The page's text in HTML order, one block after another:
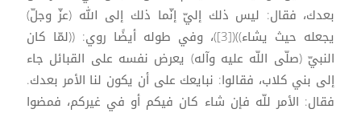
بعدك، فقال: ليس ذلك إليّ إنّما ذلك إلى الله (عزّ وجلّ)
يجعله حيث يشاء))([3])، وفي طوله أيضًا روي: ((لمّا كان
النبيّ (صلّى اللّه عليه وآله) يعرض نفسه على القبائل جاء
إلى بني كلاب، فقالوا: نبايعك على أن يكون لنا الأمر بعدك.
فقال: الأمر للّه فإن شاء كان فيكم أو في غيركم، فمضوا